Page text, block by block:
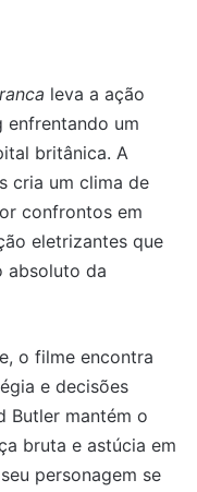
leva a ação
enfrentando um
britânica. A
cria um clima de
confrontos em
eletrizantes que
absoluto da
o filme encontra
e decisões
Butler mantém o
bruta e astúcia em
personagem se